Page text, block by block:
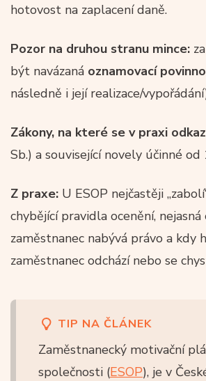
hotovost na zaplacení daně.
Pozor na druhou stranu mince:
být navázaná oznamovací
následně i její realizace/
Zákony, na které se v praxi
Sb.) a související novely účinné od
Z praxe: U ESOP nejčastěji
chybějící pravidla ocenění,
zaměstnanec nabývá právo a kdy
zaměstnanec odchází nebo se
TIP NA ČLÁNEK
Zaměstnanecký motivační
společnosti (ESOP), je v